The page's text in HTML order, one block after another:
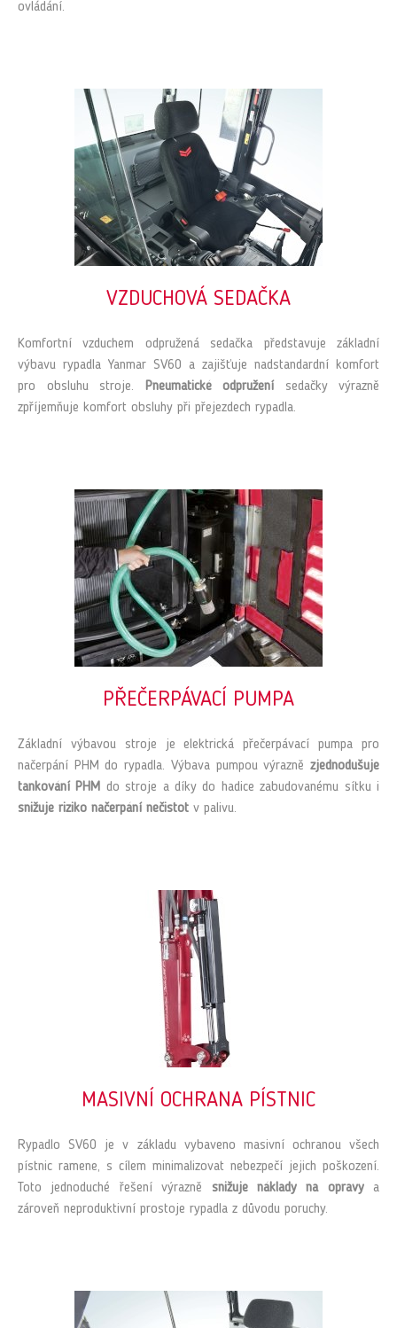
ovládání.
VZDUCHOVÁ SEDAČKA
Komfortní vzduchem odpružená sedačka představuje základní
výbavu rypadla Yanmar SV60 a zajišťuje nadstandardní komfort
pro obsluhu stroje.
Pneumatické odpružení sedačky výrazně
zpříjemňuje komfort obsluhy při přejezdech rypadla.
PŘEČERPÁVACÍ PUMPA
Základní výbavou stroje je elektrická přečerpávací pumpa pro
načerpání PHM do rypadla. Výbava pumpou výrazně zjednodušuje
tankování PHM do stroje a díky do hadice zabudovanému sítku i
snižuje riziko načerpání nečistot v palivu.
MASIVNÍ OCHRANA PÍSTNIC
Rypadlo SV60 je v základu vybaveno masivní ochranou všech
pístnic ramene, s cílem minimalizovat nebezpečí jejich poškození.
Toto jednoduché řešení výrazně snižuje náklady na opravya
zároveň neproduktivní prostoje rypadla z důvodu poruchy.